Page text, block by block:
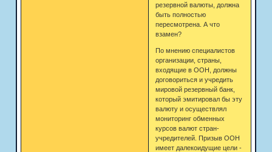
резервной валюты, должна
быть полностью
пересмотрена. А что
взамен?
По мнению специалистов
организации, страны,
входящие в ООН, должны
договориться и учредить
мировой резервный банк,
который эмитировал бы эту
валюту и осуществлял
мониторинг обменных
курсов валют стран-
учредителей. Призыв ООН
имеет далекоидущие цели -